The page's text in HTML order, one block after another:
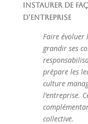
Instaurer de
d’entreprise
Faire évoluer
grandir ses
prépare les
culture
l’entreprise.
collective.